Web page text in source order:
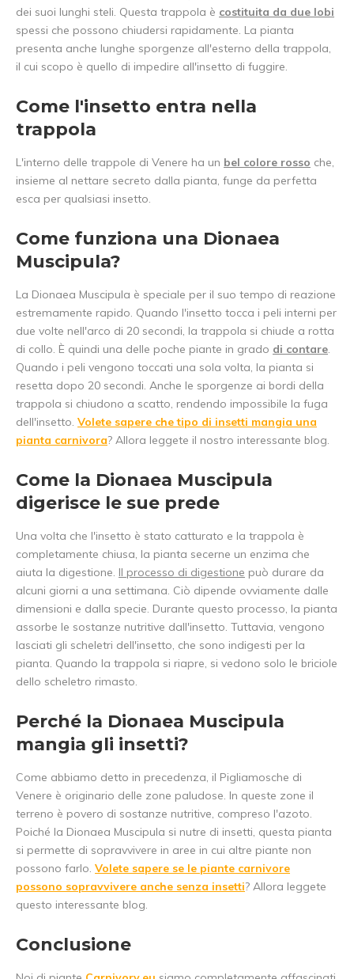
dei suoi lunghi steli. Questa trappola è costituita da due lobi
spessi che possono chiudersi rapidamente. La pianta
presenta anche lunghe sporgenze all'esterno della trappola,
il cui scopo è quello di impedire all'insetto di fuggire.
Come l'insetto entra nella
trappola
L'interno delle trappole di Venere ha un bel colore rosso che,
insieme al nettare secreto dalla pianta, funge da perfetta
esca per qualsiasi insetto.
Come funziona una Dionaea
Muscipula?
La Dionaea Muscipula è speciale per il suo tempo di reazione
estremamente rapido. Quando l'insetto tocca i peli interni per
due volte nell'arco di 20 secondi, la trappola si chiude a rotta
di collo. È quindi una delle poche piante in grado di contare.
Quando i peli vengono toccati una sola volta, la pianta si
resetta dopo 20 secondi. Anche le sporgenze ai bordi della
trappola si chiudono a scatto, rendendo impossibile la fuga
dell'insetto. Volete sapere che tipo di insetti mangia una
pianta carnivora? Allora leggete il nostro interessante blog.
Come la Dionaea Muscipula
digerisce le sue prede
Una volta che l'insetto è stato catturato e la trappola è
completamente chiusa, la pianta secerne un enzima che
aiuta la digestione. Il processo di digestione può durare da
alcuni giorni a una settimana. Ciò dipende ovviamente dalle
dimensioni e dalla specie. Durante questo processo, la pianta
assorbe le sostanze nutritive dall'insetto. Tuttavia, vengono
lasciati gli scheletri dell'insetto, che sono indigesti per la
pianta. Quando la trappola si riapre, si vedono solo le briciole
dello scheletro rimasto.
Perché la Dionaea Muscipula
mangia gli insetti?
Come abbiamo detto in precedenza, il Pigliamosche di
Venere è originario delle zone paludose. In queste zone il
terreno è povero di sostanze nutritive, compreso l'azoto.
Poiché la Dionaea Muscipula si nutre di insetti, questa pianta
si permette di sopravvivere in aree in cui altre piante non
possono farlo. Volete sapere se le piante carnivore
possono sopravvivere anche senza insetti? Allora leggete
questo interessante blog.
Conclusione